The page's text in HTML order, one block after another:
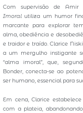
Com supervisão de Amir
Imoralutiliza um humor
marcante para explorar
alma, obediência e
e traidor e traído. Clarice
a um mergulho instigante
“alma imoral”, que,
Bonder, conecta-se ao
ser humano, essencial para
Em cena, Clarice
com a plateia,